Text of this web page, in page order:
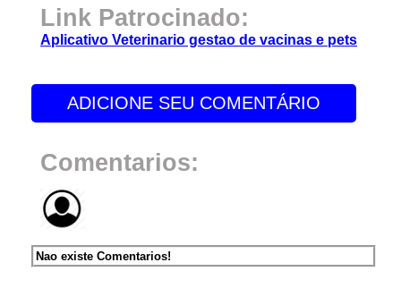
Link Patrocinado:
Aplicativo Veterinario gestao de vacinas e pets
ADICIONE SEU COMENTÁRIO
Comentarios:
Nao existe Comentarios!